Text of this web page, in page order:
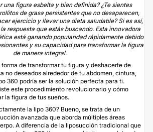
una figura esbelta y bien definida? ¿Te sientes
de grasa persistentes que no desaparecen,
ejercicio y llevar una dieta saludable? Si es así,
respuesta que estás buscando. Esta innovadora
está ganando popularidad rápidamente debido
y su capacidad para transformar la figura
de manera integral.
de transformar tu figura y deshacerte de
no deseados alrededor de tu abdomen, cintura,
360 podría ser la solución perfecta para ti.
este procedimiento revolucionario y cómo
la figura de tus sueños.
la lipo 360? Bueno, se trata de un
avanzada que aborda múltiples áreas
A diferencia de la liposucción tradicional que